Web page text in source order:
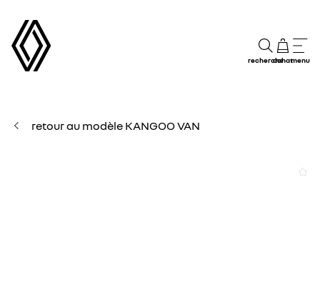
rechercheachatmenu
retour au modèle KANGOO VAN